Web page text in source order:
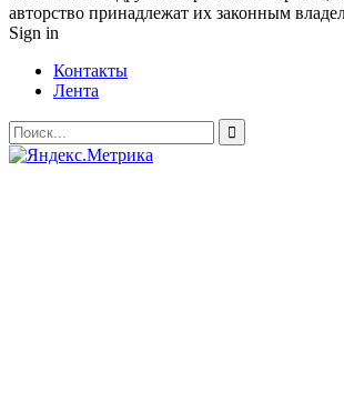
авторство принадлежат их законным
Sign in
Контакты
Лента